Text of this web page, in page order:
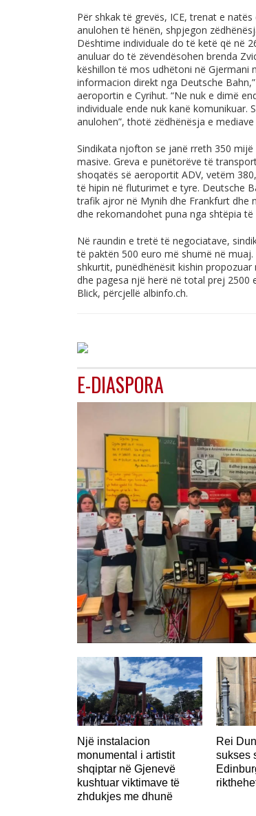
Për shkak të grevës, ICE, trenat e
anulohen të hënën, shpjegon
Dështime individuale do të ketë që në
anuluar do të zëvendësohen brenda
këshillon të mos udhëtoni në Gjermani
informacion direkt nga Deutsche
aeroportin e Cyrihut. “Ne nuk e dimë
individuale ende nuk kanë komunikuar.
anulohen”, thotë zëdhënësja e
Sindikata njofton se janë rreth 350
masive. Greva e punëtorëve të
shoqatës së aeroportit ADV, vetëm
të hipin në fluturimet e tyre. Deutsche
trafik ajror në Mynih dhe Frankfurt dhe
dhe rekomandohet puna nga shtëpia
Në raundin e tretë të negociatave,
të paktën 500 euro më shumë në
shkurtit, punëdhënësit kishin
dhe pagesa një herë në total prej 2500
Blick, përcjellë albinfo.ch.
E-DIASPORA
Një instalacion
monumental i artistit
shqiptar në Gjenevë
kushtuar viktimave të
zhdukjes me dhunë
Rei
sukses